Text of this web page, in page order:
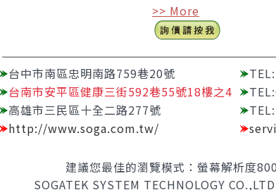
>> More
台中市南區忠明南路759巷20號
台南市安平區健康三街592巷55號18樓之4
高雄市三民區十全二路277號
http://www.soga.com.tw/
建議您最佳的瀏覽模式：螢幕解析度
SOGATEK SYSTEM TECHNOLOGY